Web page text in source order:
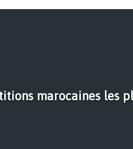
marocaines les